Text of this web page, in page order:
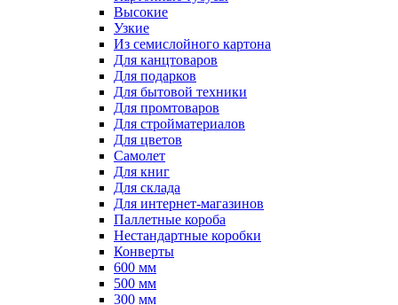
Высокие
Узкие
Из семислойного картона
Для канцтоваров
Для подарков
Для бытовой техники
Для промтоваров
Для стройматериалов
Для цветов
Самолет
Для книг
Для склада
Для интернет-магазинов
Паллетные короба
Нестандартные коробки
Конверты
600 мм
500 мм
300 мм